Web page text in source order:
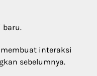
baru.
interaksi
sebelumnya.